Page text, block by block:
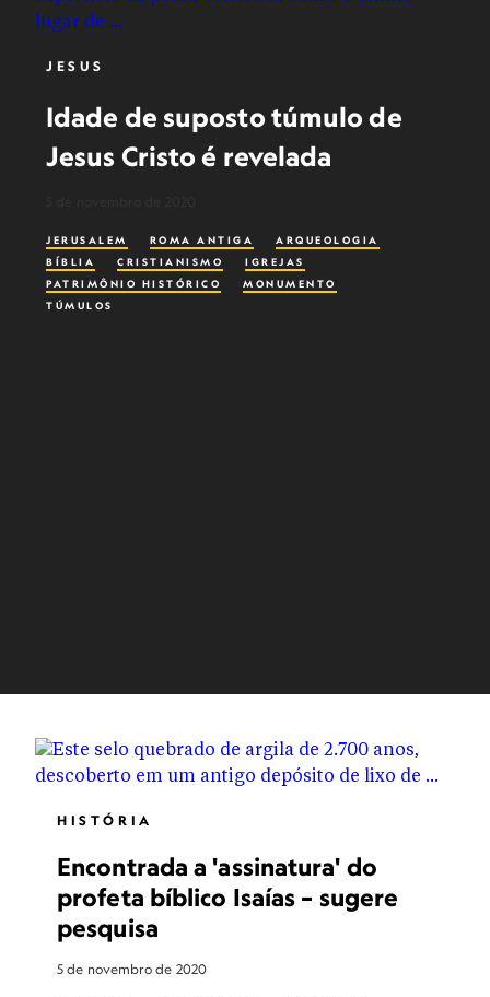
JESUS
Idade de suposto túmulo de
Jesus Cristo é revelada
JERUSALEM ROMA ANTIGA
ARQUEOLOGIA
BÍBLIA
CRISTIANISMO
IGREJAS
PATRIMÔNIO HISTÓRICO
MONUMENTO
TÚMULOS
HISTÓRIA
Encontrada a 'assinatura' do
profeta bíblico Isaías – sugere
pesquisa
5 de novembro de 2020